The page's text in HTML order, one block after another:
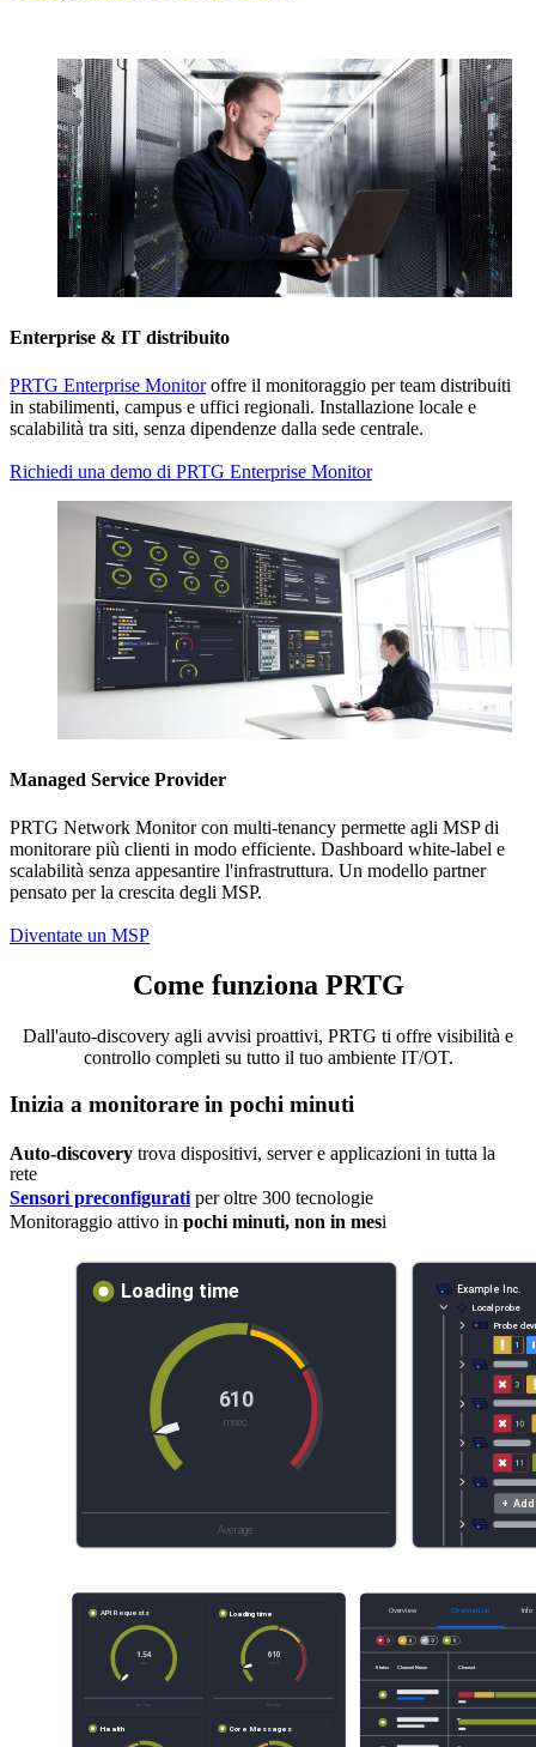
Enterprise & IT distribuito
PRTG Enterprise Monitoroffre il monitoraggio per team distribuiti
in stabilimenti, campus e uffici regionali. Installazione locale e
scalabilità tra siti, senza dipendenze dalla sede centrale.
Richiedi una demo di PRTG Enterprise Monitor
Managed Service Provider
PRTG Network Monitor con multi-tenancy permette agli MSP di
monitorare più clienti in modo efficiente. Dashboard white-label e
scalabilità senza appesantire l'infrastruttura. Un modello partner
pensato per la crescita degli MSP.
Diventate un MSP
Come funziona PRTG
Dall'auto-discovery agli avvisi proattivi, PRTG ti offre visibilità e
controllo completi su tutto il tuo ambiente IT/OT.
Inizia a monitorare in pochi minuti
Auto-discovery trova dispositivi, server e applicazioni in tutta la
rete
Sensori preconfigurati per oltre 300 tecnologie
Monitoraggio attivo in pochi minuti, non in mesi